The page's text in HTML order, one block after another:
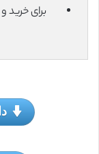
برای خرید